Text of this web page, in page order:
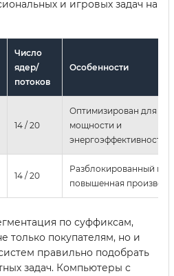
и игровых задач на
Число
ядер/
потоков
Особенности
14 / 20
Оптимизирован для
мощности и
энергоэффективности
14 / 20
Разблокированный
повышенная
по суффиксам,
только покупателям, но и
правильно подобрать
задач. Компьютеры с